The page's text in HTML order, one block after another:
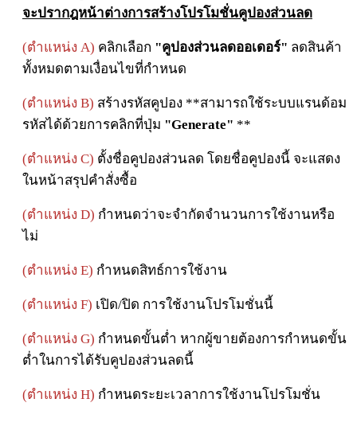
จะปรากฎหน้าต่างการสร้างโปรโมชั่นคูปองส่วนลด
(ตำแหน่ง A) คลิกเลือก "คูปองส่วนลดออเดอร์" ลดสินค้า
ทั้งหมดตามเงื่อนไขที่กำหนด
(ตำแหน่ง B) สร้างรหัสคูปอง **สามารถใช้ระบบแรนด้อม
รหัสได้ด้วยการคลิกที่ปุ่ม "Generate" **
(ตำแหน่ง C) ตั้งชื่อคูปองส่วนลด โดยชื่อคูปองนี้ จะแสดง
ในหน้าสรุปคำสั่งซื้อ
(ตำแหน่ง D) กำหนดว่าจะจำกัดจำนวนการใช้งานหรือ
ไม่
(ตำแหน่ง E) กำหนดสิทธ์การใช้งาน
(ตำแหน่ง F) เปิด/ปิด การใช้งานโปรโมชั่นนี้
(ตำแหน่ง G) กำหนดขั้นต่ำ หากผู้ขายต้องการกำหนดขั้น
ต่ำในการได้รับคูปองส่วนลดนี้
(ตำแหน่ง H) กำหนดระยะเวลาการใช้งานโปรโมชั่น